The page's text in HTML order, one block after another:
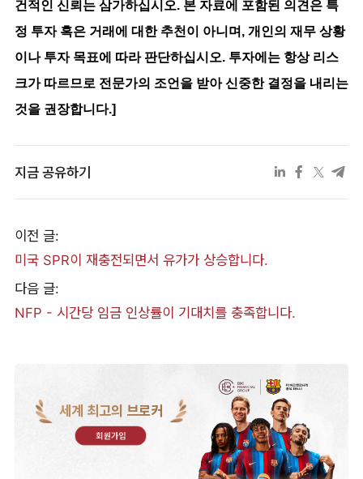
건적인 신뢰는 삼가하십시오. 본 자료에 포함된 의견은 특
정 투자 혹은 거래에 대한 추천이 아니며, 개인의 재무 상황
이나 투자 목표에 따라 판단하십시오. 투자에는 항상 리스
크가 따르므로 전문가의 조언을 받아 신중한 결정을 내리는
것을 권장합니다.]
지금 공유하기
이전 글:
미국 SPR이 재충전되면서 유가가 상승합니다.
다음 글:
NFP - 시간당 임금 인상률이 기대치를 충족합니다.
세계 최고의 브로커
회원가입